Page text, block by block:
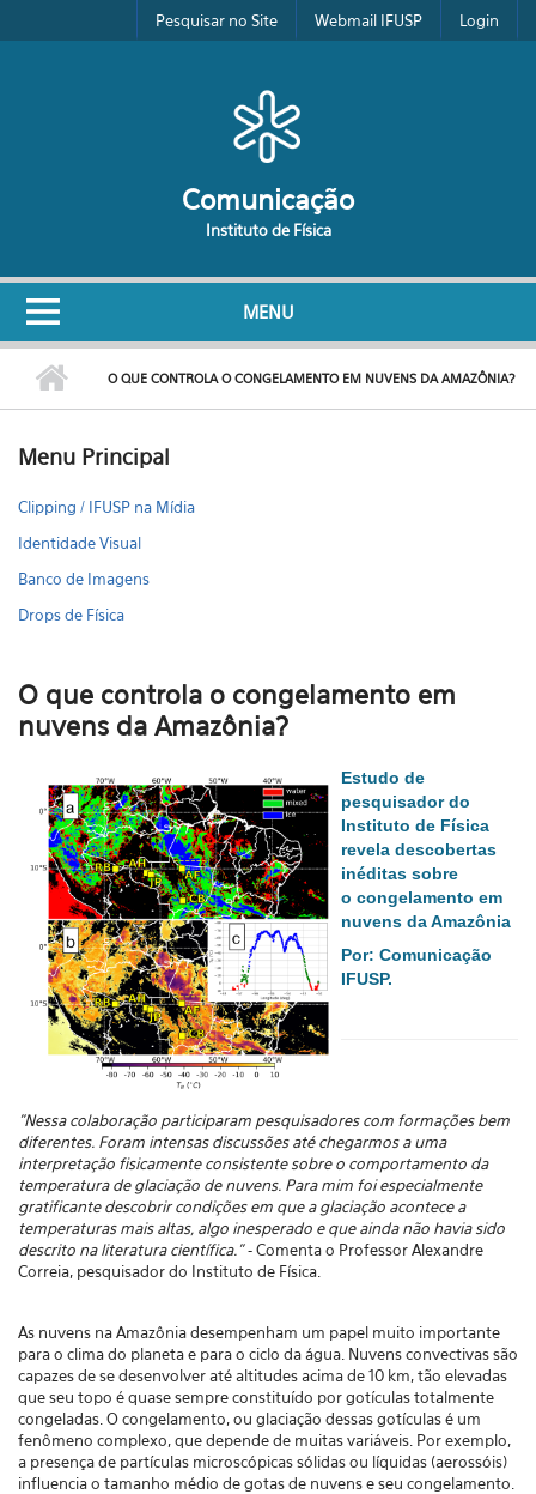
Pular para o conteúdo principalPesquisar no Site Webmail IFUSP Login
Comunicação
Instituto de Física
MENU
O QUE CONTROLA O CONGELAMENTO EM NUVENS DA AMAZÔNIA?
Menu Principal
Clipping / IFUSP na Mídia
Identidade Visual
Banco de Imagens
Drops de Física
O que controla o congelamento em
nuvens da Amazônia?
Estudo de
pesquisador do
Instituto de Física
revela descobertas
inéditas sobre
o congelamento em
nuvens da Amazônia
Por: Comunicação
IFUSP.
"Nessa colaboração participaram pesquisadores com formações bem
diferentes. Foram intensas discussões até chegarmos a uma
interpretação fisicamente consistente sobre o comportamento da
temperatura de glaciação de nuvens. Para mim foi especialmente
gratificante descobrir condições em que a glaciação acontece a
temperaturas mais altas, algo inesperado e que ainda não havia sido
descrito na literatura científica."- Comenta o Professor Alexandre
Correia, pesquisador do Instituto de Física.
As nuvens na Amazônia desempenham um papel muito importante
para o clima do planeta e para o ciclo da água. Nuvens convectivas são
capazes de se desenvolver até altitudes acima de 10 km, tão elevadas
que seu topo é quase sempre constituído por gotículas totalmente
congeladas. O congelamento, ou glaciação dessas gotículas é um
fenômeno complexo, que depende de muitas variáveis. Por exemplo,
a presença de partículas microscópicas sólidas ou líquidas (aerossóis)
influencia o tamanho médio de gotas de nuvens e seu congelamento.